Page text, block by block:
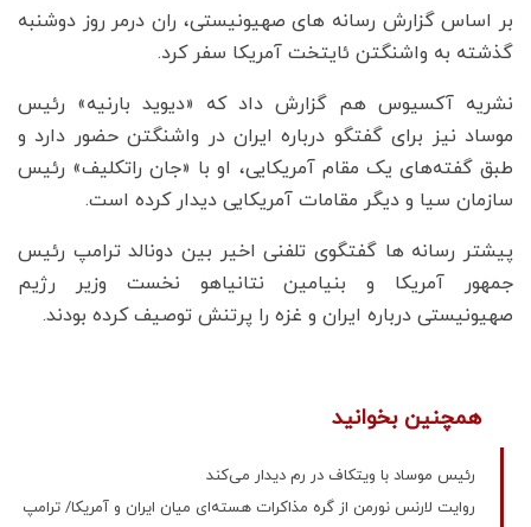
بر اساس گزارش رسانه های صهیونیستی، ران درمر روز دوشنبه
گذشته به واشنگتن ئایتخت آمریکا سفر کرد.
نشریه آکسیوس هم گزارش داد که «دیوید بارنیه» رئیس
موساد نیز برای گفتگو درباره ایران در واشنگتن حضور دارد و
طبق گفته‌های یک مقام آمریکایی، او با «جان راتکلیف» رئیس
سازمان سیا و دیگر مقامات آمریکایی دیدار کرده است.
پیشتر رسانه ها گفتگوی تلفنی اخیر بین دونالد ترامپ رئیس
جمهور آمریکا و بنیامین نتانیاهو نخست وزیر رژیم
صهیونیستی درباره ایران و غزه را پرتنش توصیف کرده بودند.
همچنین بخوانید
رئیس موساد با ویتکاف در رم دیدار می‌کند
روایت لارنس نورمن از گره مذاکرات هسته‌ای میان ایران و آمریکا/ ترامپ